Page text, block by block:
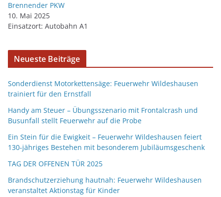
Brennender PKW
10. Mai 2025
Einsatzort: Autobahn A1
Neueste Beiträge
Sonderdienst Motorkettensäge: Feuerwehr Wildeshausen
trainiert für den Ernstfall
Handy am Steuer – Übungsszenario mit Frontalcrash und
Busunfall stellt Feuerwehr auf die Probe
Ein Stein für die Ewigkeit – Feuerwehr Wildeshausen feiert
130-jähriges Bestehen mit besonderem Jubiläumsgeschenk
TAG DER OFFENEN TÜR 2025
Brandschutzerziehung hautnah: Feuerwehr Wildeshausen
veranstaltet Aktionstag für Kinder